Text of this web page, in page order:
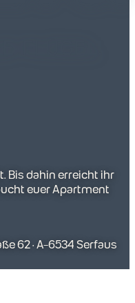
Bis dahin erreicht ihr
euer Apartment
62 · A-6534 Serfaus